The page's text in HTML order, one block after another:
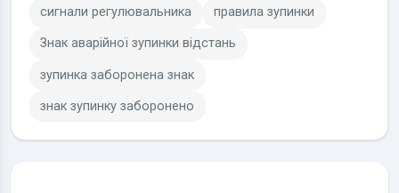
сигнали регулювальника правила зупинки
Знак аварійної зупинки відстань
зупинка заборонена знак
знак зупинку заборонено